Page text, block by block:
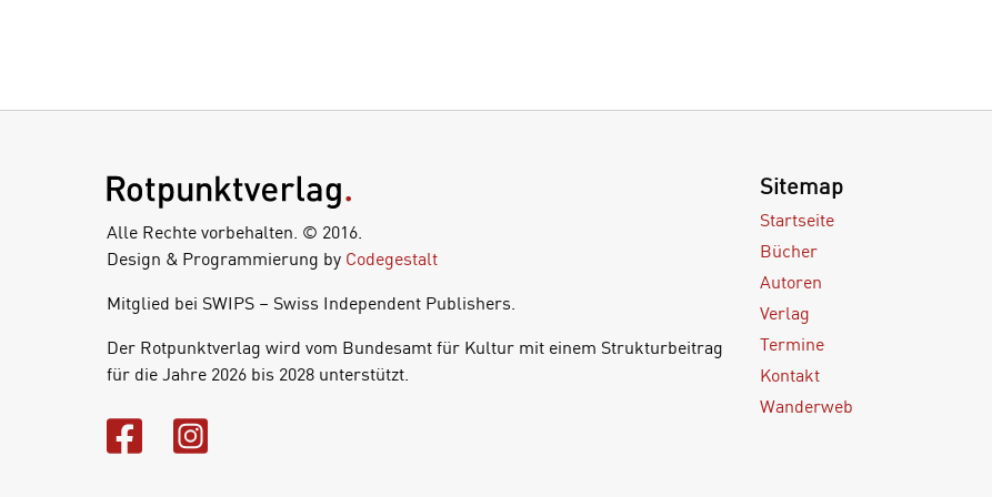
Alle Rechte vorbehalten. © 2016.
Design & Programmierung by Codegestalt
Mitglied bei SWIPS – Swiss Independent Publishers.
Der Rotpunktverlag wird vom Bundesamt für Kultur mit einem Strukturbeitrag
für die Jahre 2026 bis 2028 unterstützt.
Sitemap
Startseite
Bücher
Autoren
Verlag
Termine
Kontakt
Wanderweb